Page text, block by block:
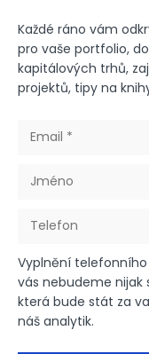
Každé ráno vám
pro vaše portfolio,
kapitálových trhů,
projektů, tipy na
Vyplnění telefonního
vás nebudeme nijak
která bude stát za
náš analytik.